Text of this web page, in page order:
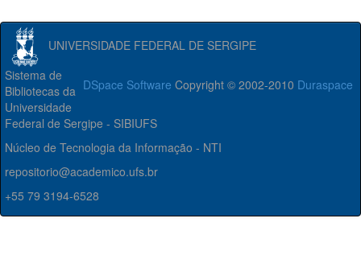
UNIVERSIDADE FEDERAL DE SERGIPE
DSpace Software Copyright © 2002-2010 Duraspace
Sistema de
Bibliotecas da
Universidade
Federal de Sergipe - SIBIUFS
Núcleo de Tecnologia da Informação - NTI
repositorio@academico.ufs.br
+55 79 3194-6528